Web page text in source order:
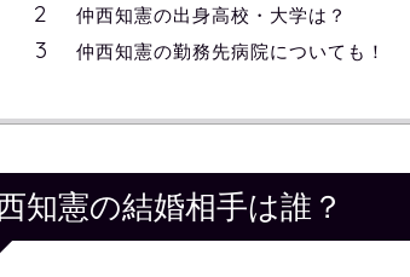
仲西知憲の出身高校・大学は？
仲西知憲の勤務先病院についても！
知憲の結婚相手は誰？